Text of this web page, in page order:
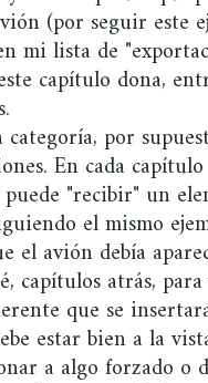
(por seguir este
mi lista de
capítulo dona,
categoría, por
En cada
"recibir" un
el mismo
el avión debía
capítulos atrás,
que se
estar bien a la
a algo forzado o